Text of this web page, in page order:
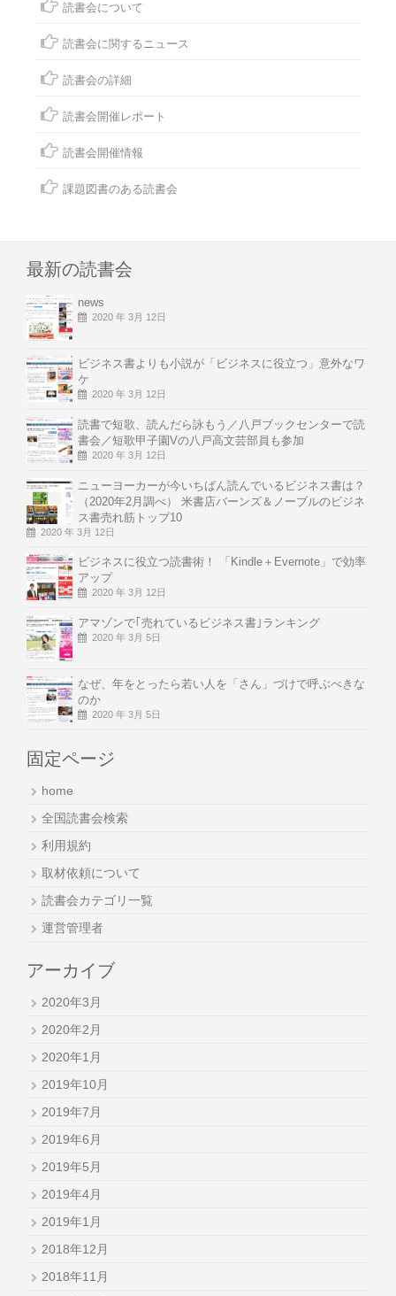
読書会について
読書会に関するニュース
読書会の詳細
読書会開催レポート
読書会開催情報
課題図書のある読書会
最新の読書会
news
2020 年 3月 12日
ビジネス書よりも小説が「ビジネスに役立つ」意外なワ
ケ
2020 年 3月 12日
読書で短歌、読んだら詠もう／八戸ブックセンターで読
書会／短歌甲子園Vの八戸高文芸部員も参加
2020 年 3月 12日
ニューヨーカーが今いちばん読んでいるビジネス書は？
（2020年2月調べ） 米書店バーンズ＆ノーブルのビジネ
ス書売れ筋トップ10
2020 年 3月 12日
ビジネスに役立つ読書術！ 「Kindle＋Evernote」で効率
アップ
2020 年 3月 12日
アマゾンで｢売れているビジネス書｣ランキング
2020 年 3月 5日
なぜ、年をとったら若い人を「さん」づけで呼ぶべきな
のか
2020 年 3月 5日
固定ページ
home
全国読書会検索
利用規約
取材依頼について
読書会カテゴリ一覧
運営管理者
アーカイブ
2020年3月
2020年2月
2020年1月
2019年10月
2019年7月
2019年6月
2019年5月
2019年4月
2019年1月
2018年12月
2018年11月